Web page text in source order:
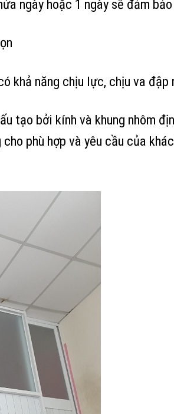
ngày hoặc 1 ngày sẽ đảm
khả năng chịu lực, chịu va
tạo bởi kính và khung nhôm
phù hợp và yêu cầu của